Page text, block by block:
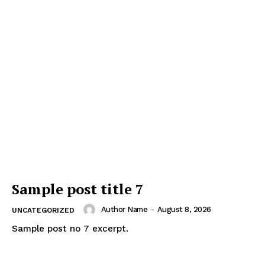
Sample post title 7
UNCATEGORIZED Author Name - August 8, 2026
Sample post no 7 excerpt.